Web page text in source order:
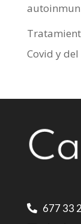
Covid y
677 33